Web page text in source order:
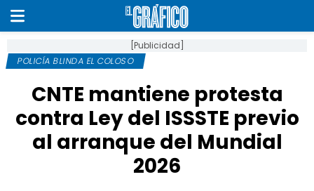
[Publicidad]
POLICÍA BLINDA EL COLOSO
CNTE mantiene protesta
contra Ley del ISSSTE previo
al arranque del Mundial
2026